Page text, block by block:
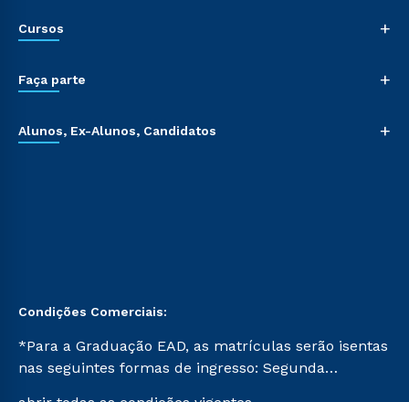
Cursos +
Faça parte +
Alunos, Ex-Alunos, Candidatos +
Condições Comerciais:
*Para a Graduação EAD, as matrículas serão isentas
nas seguintes formas de ingresso: Segunda